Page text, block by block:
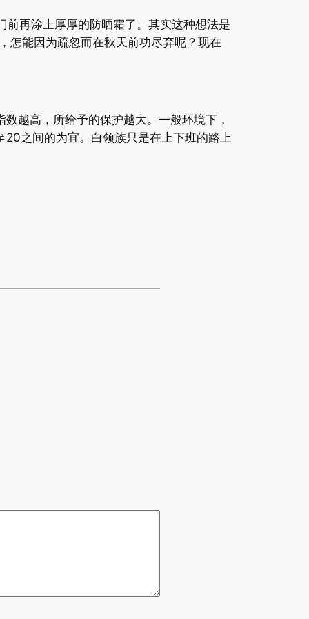
再涂上厚厚的防晒霜了。其实这种想法是
怎能因为疏忽而在秋天前功尽弃呢？现在
越高，所给予的保护越大。一般环境下，
之间的为宜。白领族只是在上下班的路上